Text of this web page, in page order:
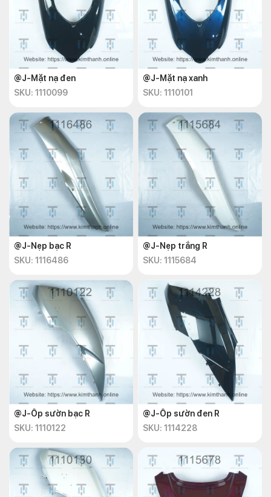
@J-Mặt nạ đen
SKU: 1110099
@J-Mặt nạ xanh
SKU: 1110101
@J-Nẹp bạc R
SKU: 1116486
@J-Nẹp trắng R
SKU: 1115684
@J-Ốp sườn bạc R
SKU: 1110122
@J-Ốp sườn đen R
SKU: 1114228